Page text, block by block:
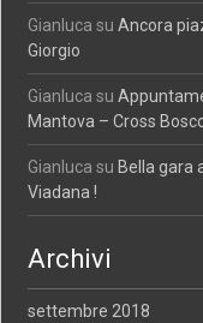
Gianluca suAncora
Giorgio
Gianluca su
Mantova – Cross
Gianluca su Bella gara
Viadana !
Archivi
settembre 2018